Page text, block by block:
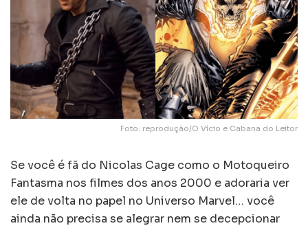
Foto: reprodução/O Vício e Cabana do Leitor
Se você é fã do Nicolas Cage como o Motoqueiro
Fantasma nos filmes dos anos 2000 e adoraria ver
ele de volta no papel no Universo Marvel… você
ainda não precisa se alegrar nem se decepcionar